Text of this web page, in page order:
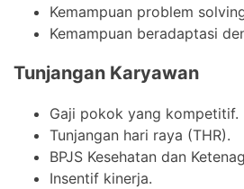
Kemampuan problem
Kemampuan beradaptasi
Tunjangan Karyawan
Gaji pokok yang kompetitif.
Tunjangan hari raya (THR).
BPJS Kesehatan dan
Insentif kinerja.